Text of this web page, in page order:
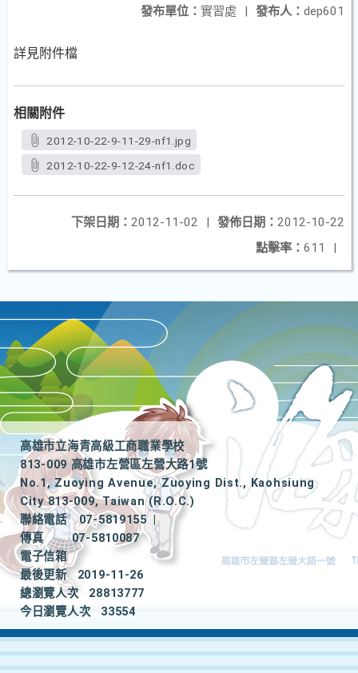
發布人： dep601
發布單位： 實習處 |
詳見附件檔
相關附件
2012-10-22-9-11-29-nf1.jpg
2012-10-22-9-12-24-nf1.doc
發佈日期： 2012-10-22
下架日期： 2012-11-02
|
點擊率： 611 |
高雄市立海青高級工商職業學校
813-009 高雄市左營區左營大路1號
No.1, Zuoying Avenue, Zuoying Dist., Kaohsiung
City 813-009, Taiwan (R.O.C.)
聯絡電話
07-5819155
|
傳真
07-5810087
電子信箱
最後更新
2019-11-26
總瀏覽人次
28813777
今日瀏覽人次
33554